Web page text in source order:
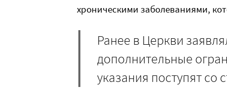
хроническими заболеваниями,
Ранее в Церкви
дополнительные
указания поступят со